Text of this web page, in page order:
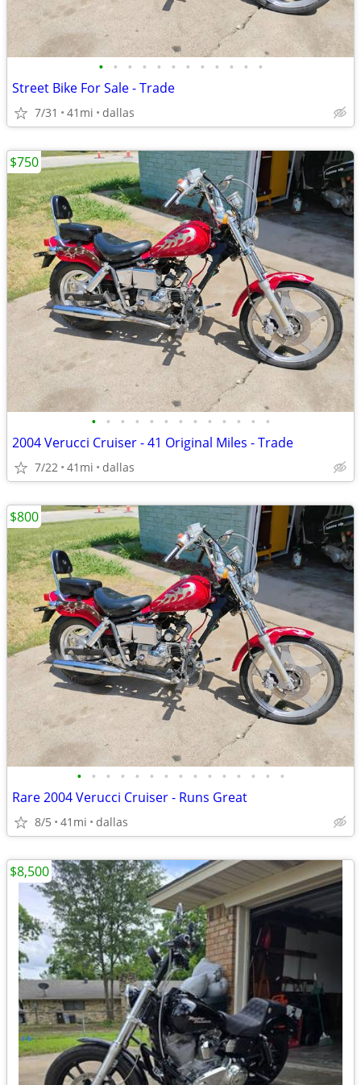
• • • • • • • • • • • •
Street Bike For Sale - Trade
7/31 41mi dallas
• • • • • • • • • • • • •
2004 Verucci Cruiser - 41 Original Miles - Trade
7/22 41mi dallas
$750
• • • • • • • • • • • • • • •
Rare 2004 Verucci Cruiser - Runs Great
8/5 41mi dallas
$800
$8,500